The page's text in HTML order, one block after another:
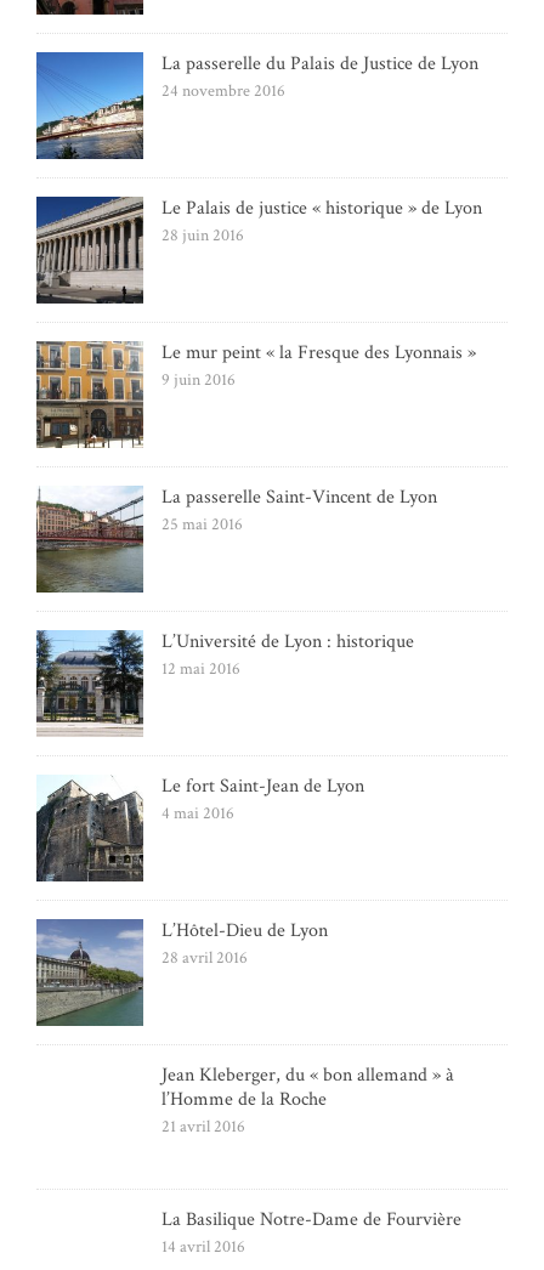
La passerelle du Palais de Justice de Lyon
24 novembre 2016
Le Palais de justice « historique » de Lyon
28 juin 2016
Le mur peint « la Fresque des Lyonnais »
9 juin 2016
La passerelle Saint-Vincent de Lyon
25 mai 2016
L’Université de Lyon : historique
12 mai 2016
Le fort Saint-Jean de Lyon
4 mai 2016
L’Hôtel-Dieu de Lyon
28 avril 2016
Jean Kleberger, du « bon allemand » à
l’Homme de la Roche
21 avril 2016
La Basilique Notre-Dame de Fourvière
14 avril 2016